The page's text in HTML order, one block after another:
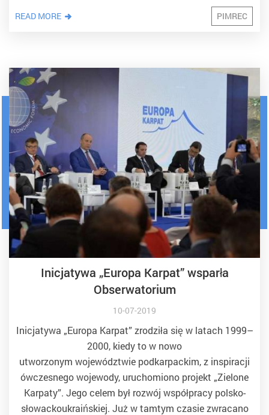
READ MORE PIMREC
​Inicjatywa „Europa Karpat” wsparła
Obserwatorium
10-07-2019
Inicjatywa „Europa Karpat” zrodziła się w latach 1999–
2000, kiedy to w nowo
utworzonym województwie podkarpackim, z inspiracji
ówczesnego wojewody, uruchomiono projekt „Zielone
Karpaty”. Jego celem był rozwój współpracy polsko-
słowackoukraińskiej. Już w tamtym czasie zwracano